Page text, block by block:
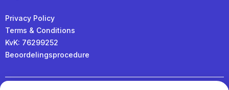
Privacy Policy
Terms & Conditions
KvK: 76299252
Beoordelingsprocedure